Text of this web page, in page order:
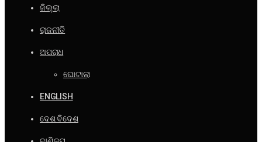
ଜିଲ୍ଲା
ରାଜନୀତି
ଅପରାଧ
ଘୋଟାଲା
ENGLISH
ଦେଶ ବିଦେଶ